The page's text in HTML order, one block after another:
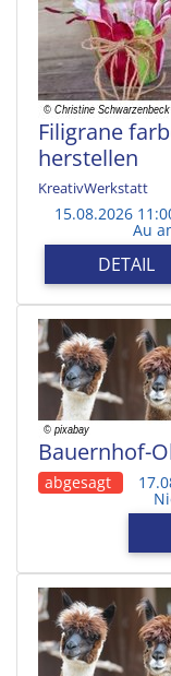
Filigrane
herstellen
KreativWerkstatt
15.08.2026
Au
DETAIL
Bauernhof-
abgesagt